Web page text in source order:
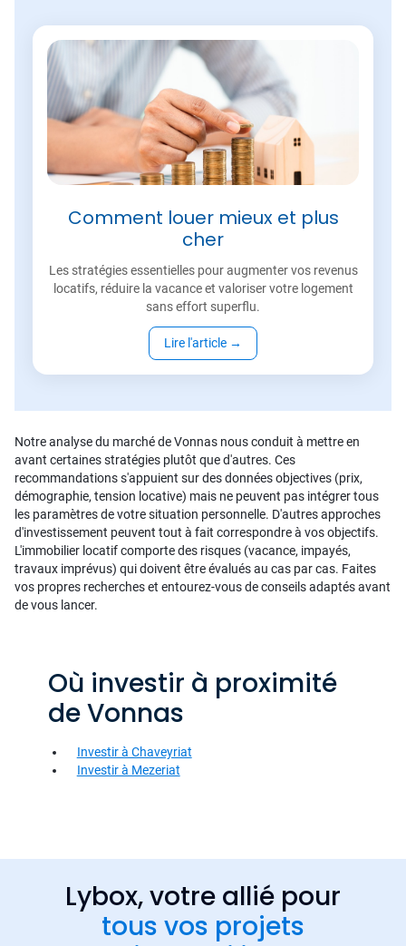
Comment louer mieux et plus
cher
Les stratégies essentielles pour augmenter vos revenus
locatifs, réduire la vacance et valoriser votre logement
sans effort superflu.
Lire l'article →
Notre analyse du marché de Vonnas nous conduit à mettre en
avant certaines stratégies plutôt que d'autres. Ces
recommandations s'appuient sur des données objectives (prix,
démographie, tension locative) mais ne peuvent pas intégrer tous
les paramètres de votre situation personnelle. D'autres approches
d'investissement peuvent tout à fait correspondre à vos objectifs.
L'immobilier locatif comporte des risques (vacance, impayés,
travaux imprévus) qui doivent être évalués au cas par cas. Faites
vos propres recherches et entourez-vous de conseils adaptés avant
de vous lancer.
Où investir à proximité
de Vonnas
Investir à Chaveyriat
Investir à Mezeriat
Lybox, votre allié pour
tous vos projets